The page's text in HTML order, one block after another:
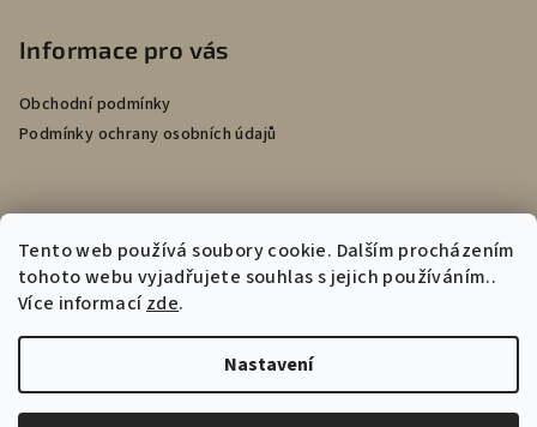
Tento web používá soubory cookie. Dalším procházením
tohoto webu vyjadřujete souhlas s jejich používáním..
Více informacízde.
Nastavení
Informace pro vás
Obchodní podmínky
Podmínky ochrany osobních údajů
Přijímáme online platby